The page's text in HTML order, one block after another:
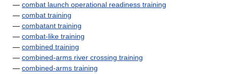
— combat launch operational readiness training
— combat training
— combatant training
— combat-like training
— combined training
— combined-arms river crossing training
— combined-arms training